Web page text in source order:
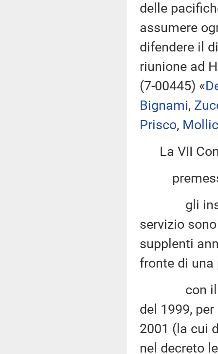
delle
assumere
difendere il
riunione ad
(7-00445) «
Bignami,
Prisco,
La VII
gli
servizio
supplenti
fronte di una
con il
del 1999,
2001 (la cui
nel decreto